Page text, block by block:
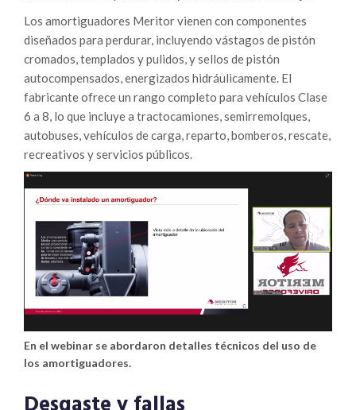
Los amortiguadores Meritor vienen con componentes
diseñados para perdurar, incluyendo vástagos de pistón
cromados, templados y pulidos, y sellos de pistón
autocompensados, energizados hidráulicamente. El
fabricante ofrece un rango completo para vehículos Clase
6 a 8, lo que incluye a tractocamiones, semirremolques,
autobuses, vehículos de carga, reparto, bomberos, rescate,
recreativos y servicios públicos.
En el webinar se abordaron detalles técnicos del uso de
los amortiguadores.